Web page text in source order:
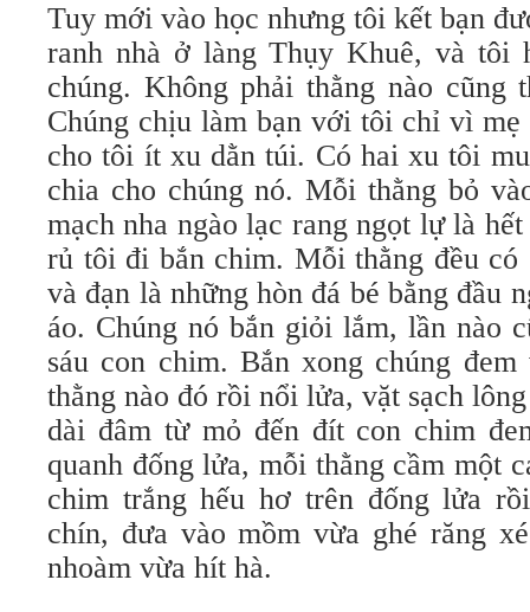
Tuy mới vào học nhưng tôi kết bạn
ranh nhà ở làng Thụy Khuê, và tôi
chúng. Không phải thằng nào
Chúng chịu làm bạn với tôi chỉ vì
cho tôi ít xu dằn túi. Có hai xu tôi
chia cho chúng nó. Mỗi thằng bỏ
mạch nha ngào lạc rang ngọt lự là
rủ tôi đi bắn chim. Mỗi thằng đều có
và đạn là những hòn đá bé bằng đầu
áo. Chúng nó bắn giỏi lắm, lần nào
sáu con chim. Bắn xong chúng
thằng nào đó rồi nổi lửa, vặt sạch
dài đâm từ mỏ đến đít con chim
quanh đống lửa, mỗi thằng cầm một
chim trắng hếu hơ trên đống lửa
chín, đưa vào mồm vừa ghé răng
nhoàm vừa hít hà.